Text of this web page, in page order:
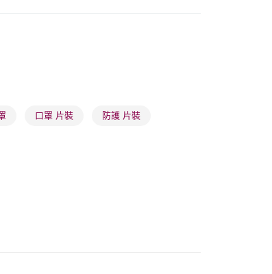
或以上免運費
選門市。確認發貨後2-5個工作天到店，3天內
口罩 片裝 防護 片裝